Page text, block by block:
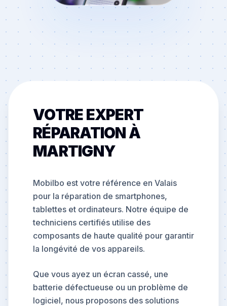
VOTRE EXPERT
RÉPARATION À
MARTIGNY
Mobilbo est votre référence en Valais
pour la réparation de smartphones,
tablettes et ordinateurs. Notre équipe de
techniciens certifiés utilise des
composants de haute qualité pour garantir
la longévité de vos appareils.
Que vous ayez un écran cassé, une
batterie défectueuse ou un problème de
logiciel, nous proposons des solutions